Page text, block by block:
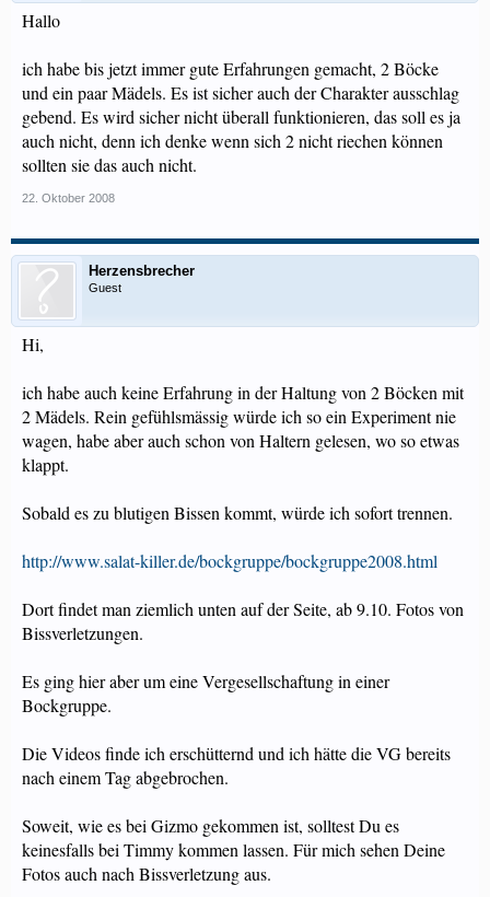
Hallo
ich habe bis jetzt immer gute Erfahrungen gemacht, 2 Böcke
und ein paar Mädels. Es ist sicher auch der Charakter ausschlag
gebend. Es wird sicher nicht überall funktionieren, das soll es ja
auch nicht, denn ich denke wenn sich 2 nicht riechen können
sollten sie das auch nicht.
22. Oktober 2008
Herzensbrecher
Guest
Hi,
ich habe auch keine Erfahrung in der Haltung von 2 Böcken mit
2 Mädels. Rein gefühlsmässig würde ich so ein Experiment nie
wagen, habe aber auch schon von Haltern gelesen, wo so etwas
klappt.
Sobald es zu blutigen Bissen kommt, würde ich sofort trennen.
http://www.salat-killer.de/bockgruppe/bockgruppe2008.html
Dort findet man ziemlich unten auf der Seite, ab 9.10. Fotos von
Bissverletzungen.
Es ging hier aber um eine Vergesellschaftung in einer
Bockgruppe.
Die Videos finde ich erschütternd und ich hätte die VG bereits
nach einem Tag abgebrochen.
Soweit, wie es bei Gizmo gekommen ist, solltest Du es
keinesfalls bei Timmy kommen lassen. Für mich sehen Deine
Fotos auch nach Bissverletzung aus.